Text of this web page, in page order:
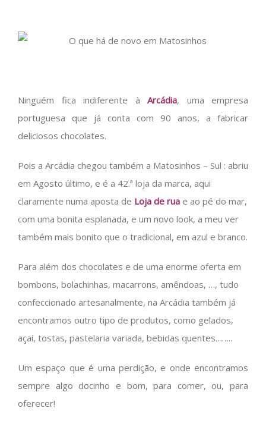
Ninguém fica indiferente à Arcádia, uma empresa
portuguesa que já conta com 90 anos, a fabricar
deliciosos chocolates.
Pois a Arcádia chegou também a Matosinhos – Sul : abriu
em Agosto último, e é a 42.ª loja da marca, aqui
claramente numa aposta de Loja de rua e ao pé do mar,
com uma bonita esplanada, e um novo look, a meu ver
também mais bonito que o tradicional, em azul e branco.
Para além dos chocolates e de uma enorme oferta em
bombons, bolachinhas, macarrons, amêndoas, …, tudo
confeccionado artesanalmente, na Arcádia também já
encontramos outro tipo de produtos, como gelados,
açaí, tostas, pastelaria variada, bebidas quentes……..
Um espaço que é uma perdição, e onde encontramos
sempre algo docinho e bom, para comer, ou, para
oferecer!